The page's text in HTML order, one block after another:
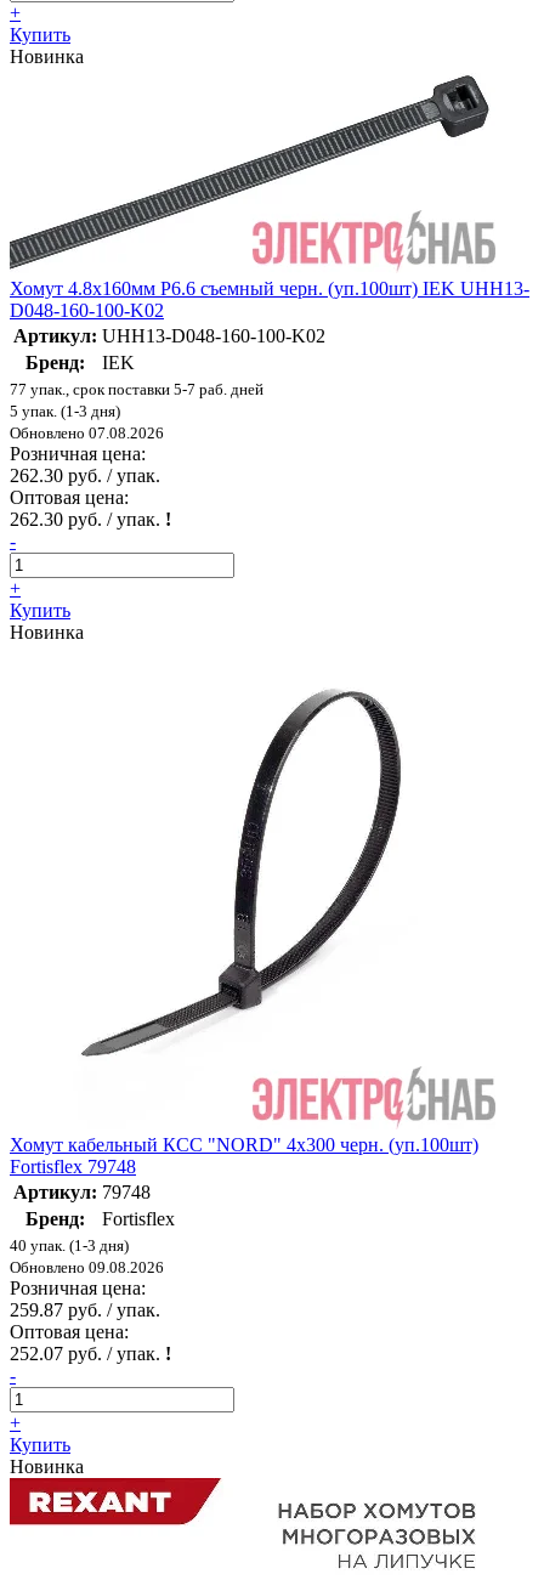
+
Купить
Новинка
Хомут 4.8х160мм P6.6 съемный черн. (уп.100шт) IEK UHH13-
D048-160-100-K02
Артикул: UHH13-D048-160-100-K02
Бренд:
IEK
77 упак., срок поставки 5-7 раб. дней
5 упак. (1-3 дня)
Обновлено 07.08.2026
Розничная цена:
262.30 руб. / упак.
Оптовая цена:
262.30 руб. / упак. !
-
+
Купить
Новинка
Хомут кабельный КСС "NORD" 4х300 черн. (уп.100шт)
Fortisflex 79748
Артикул: 79748
Бренд:
Fortisflex
40 упак. (1-3 дня)
Обновлено 09.08.2026
Розничная цена:
259.87 руб. / упак.
Оптовая цена:
252.07 руб. / упак. !
-
+
Купить
Новинка